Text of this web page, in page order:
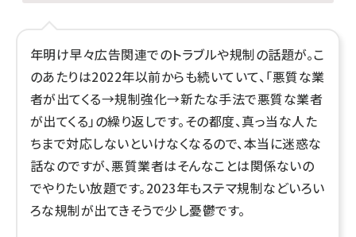
年明け早々広告関連でのトラブルや規制の話題が。こ
のあたりは2022年以前からも続いていて、「悪質な業
者が出てくる→規制強化→新たな手法で悪質な業者
が出てくる」の繰り返しです。その都度、真っ当な人た
ちまで対応しないといけなくなるので、本当に迷惑な
話なのですが、悪質業者はそんなことは関係ないの
でやりたい放題です。2023年もステマ規制などいろい
ろな規制が出てきそうで少し憂鬱です。